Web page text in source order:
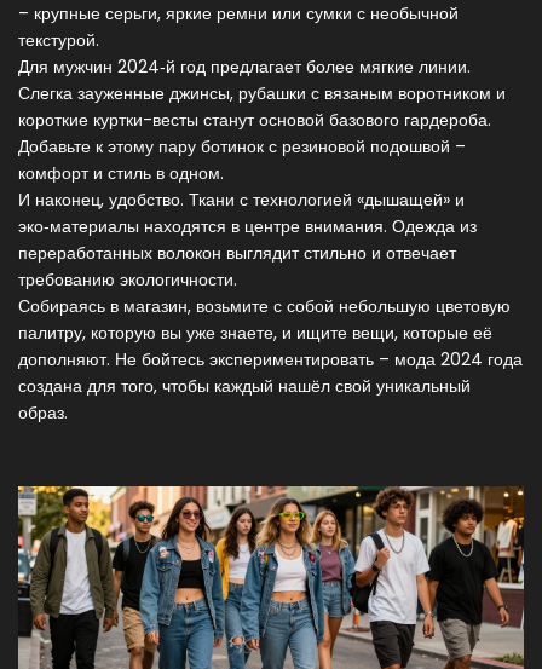
– крупные серьги, яркие ремни или сумки с необычной
текстурой.
Для мужчин 2024‑й год предлагает более мягкие линии.
Слегка зауженные джинсы, рубашки с вязаным воротником и
короткие куртки-весты станут основой базового гардероба.
Добавьте к этому пару ботинок с резиновой подошвой –
комфорт и стиль в одном.
И наконец, удобство. Ткани с технологией «дышащей» и
эко‑материалы находятся в центре внимания. Одежда из
переработанных волокон выглядит стильно и отвечает
требованию экологичности.
Собираясь в магазин, возьмите с собой небольшую цветовую
палитру, которую вы уже знаете, и ищите вещи, которые её
дополняют. Не бойтесь экспериментировать – мода 2024 года
создана для того, чтобы каждый нашёл свой уникальный
образ.